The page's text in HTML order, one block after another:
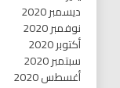
ديسمبر 2020
نوفمبر 2020
أكتوبر 2020
سبتمبر 2020
أغسطس 2020